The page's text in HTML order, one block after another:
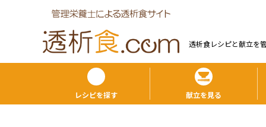
透析食レシピと献⽴を
レシピを探す 献立を見る